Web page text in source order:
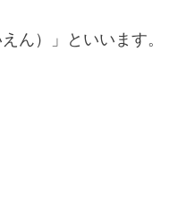
ん）」といいます。